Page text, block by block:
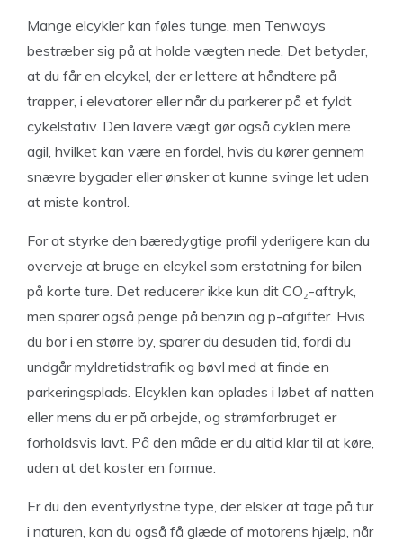
Mange elcykler kan føles tunge, men Tenways
bestræber sig på at holde vægten nede. Det betyder,
at du får en elcykel, der er lettere at håndtere på
trapper, i elevatorer eller når du parkerer på et fyldt
cykelstativ. Den lavere vægt gør også cyklen mere
agil, hvilket kan være en fordel, hvis du kører gennem
snævre bygader eller ønsker at kunne svinge let uden
at miste kontrol.
For at styrke den bæredygtige profil yderligere kan du
overveje at bruge en elcykel som erstatning for bilen
på korte ture. Det reducerer ikke kun dit CO₂-aftryk,
men sparer også penge på benzin og p-afgifter. Hvis
du bor i en større by, sparer du desuden tid, fordi du
undgår myldretidstrafik og bøvl med at finde en
parkeringsplads. Elcyklen kan oplades i løbet af natten
eller mens du er på arbejde, og strømforbruget er
forholdsvis lavt. På den måde er du altid klar til at køre,
uden at det koster en formue.
Er du den eventyrlystne type, der elsker at tage på tur
i naturen, kan du også få glæde af motorens hjælp, når